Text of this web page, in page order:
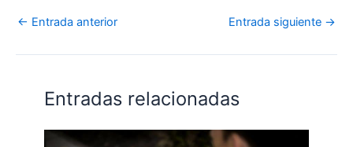
← Entrada anterior Entrada siguiente →
Entradas relacionadas